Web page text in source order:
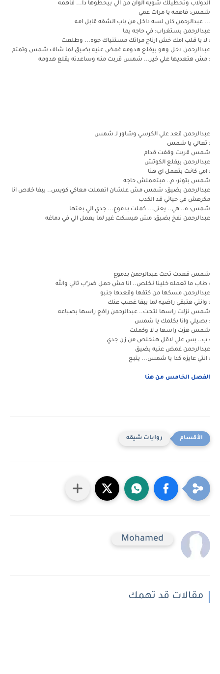
الدولاب وتحطيلك شويه الوان من الي بيحطوها دا... فاهمه
شمس: فاهمه يا مرات عمي
... عبدالرحمن كان لسه داخل من باب الشقه قابل امه
عبدالرحمن بستغراب: في حاجه يما
: لا يا قلب امك خش ارتاح مراتك مستنياك جوه... وطلعت
عبدالرحمن دخل وهو بيقلع هدومه غمض عنيه بضيق لما شاف شمس وتمتم
: مش هتعديها علي خير... شمس قربت منه وساعدته يقلع هدومه
عبدالرحمن قعد علي الكرسي وشاور لـ شمس
: تعالي يا شمس
شمس قربت وقفت قدام
عبدالرحمن بيقلع الكوتش
: امي كانت بتعمل اي هنا
شمس بتوتر: م.. مبتعملش حاجه
عبدالرحمن بضيق: شمس مش علشان اتعملت معاكي كويس.. يبقا خلاص انا
مكرهش في حياتي قد الكدب
شمس: ه.. هي.. يعنى... كملت بدموع... جدي الي بعتها
عبدالرحمن نفخ بضيق: مش هيسكت غير لما يعمل الي في دماغه
شمس قعدت تحت عبدالرحمن بدموع
: طاب ما تعمله خلينا نخلص.. انا مش حمل ضر*ب تاني والله
عبدالرحمن مسكها من كتفها وقعدها جنبو
: وانتي هتبقي راضيه لما يبقا غصب عنك
شمس نزلت راسها لتحت.. عبدالرحمن رافع راسها بصباعه
: بصيلي وانا بكلمك يا شمس
شمس هزت راسها بـ لا وكملت
: ب.. بس علي لاقل هنخلص من زن جدي
عبدالرحمن غمض عنيه بضيق
: انتي عايزه كدا يا شمس... يتبع
الفصل الخامس من هنا
روايات شيقه
Mohamed
مقالات قد تهمك